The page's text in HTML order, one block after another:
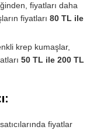
fiyatları daha
fiyatları 80 TL ile
krep kumaşlar,
50 TL ile 200 TL
fiyatlar